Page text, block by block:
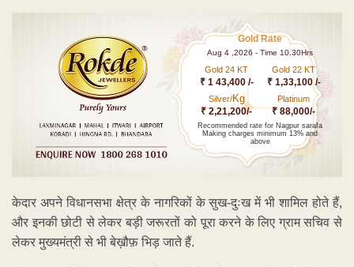
Gold Rate
Aug 4 ,2026 - Time 10.30Hrs
Gold 24 KT
₹ 1 43,400 /-
Gold 22 KT
₹ 1,33,100 /-
Silver/Kg
₹ 2,21,200/-
Platinum
₹ 88,000/-
Recommended rate for Nagpur sarafa
Making charges minimum 13% and
above
केदार अपने विधानसभा क्षेत्र के नागरिकों के सुख-दुःख में भी शामिल होते हैं,
और इनकी छोटी से लेकर बड़ी जरूरतों को पूरा करने के लिए ग्राम सचिव से
लेकर मुख्यमंत्री से भी बेख़ौफ़ भिड़ जाते हैं.